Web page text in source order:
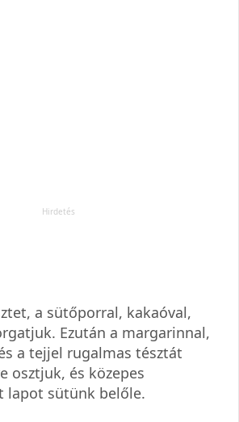
a sütőporral, kakaóval,
Ezután a margarinnal,
a tejjel rugalmas tésztát
osztjuk, és közepes
lapot sütünk belőle.